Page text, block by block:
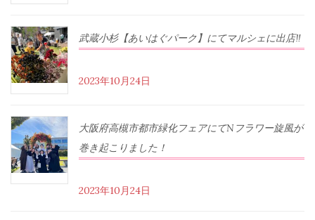
武蔵小杉【あいはぐパーク】にてマルシェに出店‼︎
2023年10月24日
大阪府高槻市都市緑化フェアにてNフラワー旋風が
巻き起こりました！
2023年10月24日